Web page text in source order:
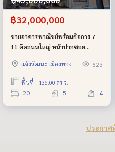
฿32,000,000
ขายอาคารพาณิชย์พร้อมกิจการ 7-
11 ติดถนนใหญ่ หน้าปากซอย
รถไฟฟ้าแจ้งวัฒนะ เมืองทอง 623
พื้นที่ : 135.00 ตร.ว.
20 5 4
ประกาศ